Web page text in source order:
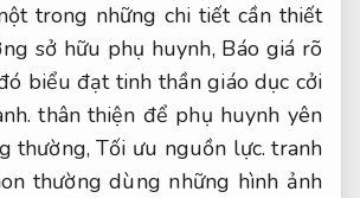
trong những chi tiết cần thiết
sở hữu phụ huynh, Báo giá rõ
biểu đạt tinh thần giáo dục cởi
thân thiện để phụ huynh yên
thường,Tối ưu nguồn lực. tranh
thường dùng những hình ảnh